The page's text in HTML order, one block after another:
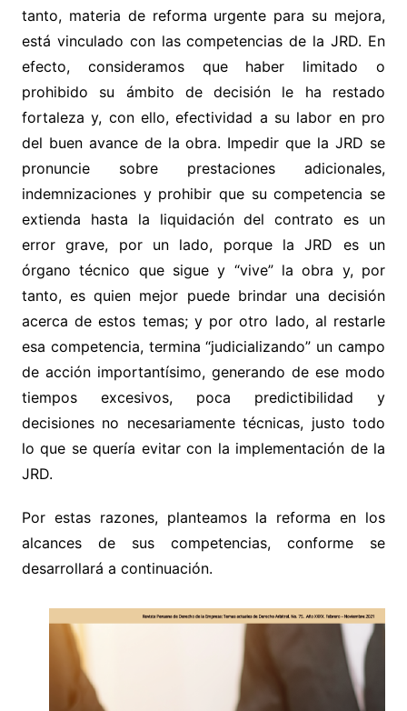
tanto, materia de reforma urgente para su mejora,
está vinculado con las competencias de la JRD. En
efecto, consideramos que haber limitado o
prohibido su ámbito de decisión le ha restado
fortaleza y, con ello, efectividad a su labor en pro
del buen avance de la obra. Impedir que la JRD se
pronuncie sobre prestaciones adicionales,
indemnizaciones y prohibir que su competencia se
extienda hasta la liquidación del contrato es un
error grave, por un lado, porque la JRD es un
órgano técnico que sigue y “vive” la obra y, por
tanto, es quien mejor puede brindar una decisión
acerca de estos temas; y por otro lado, al restarle
esa competencia, termina “judicializando” un campo
de acción importantísimo, generando de ese modo
tiempos excesivos, poca predictibilidad y
decisiones no necesariamente técnicas, justo todo
lo que se quería evitar con la implementación de la
JRD.
Por estas razones, planteamos la reforma en los
alcances de sus competencias, conforme se
desarrollará a continuación.